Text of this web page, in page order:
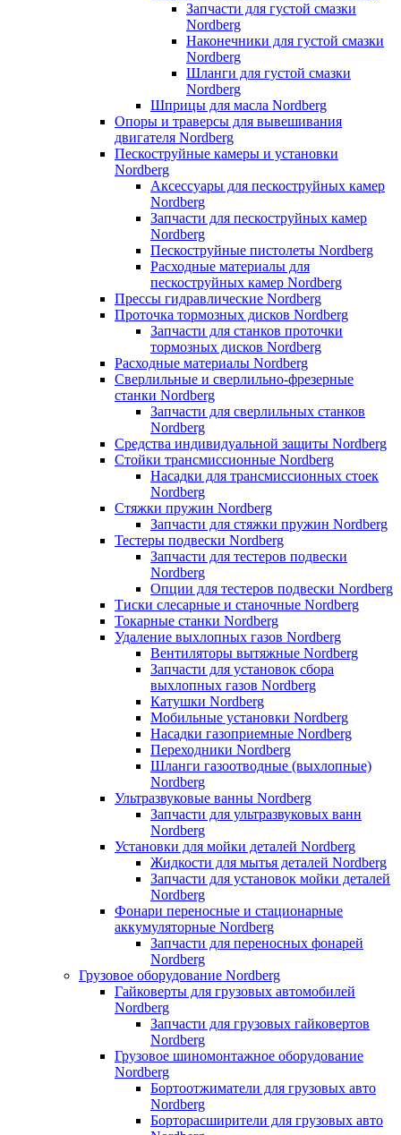
Запчасти для густой смазки
Nordberg
Наконечники для густой смазки
Nordberg
Шланги для густой смазки
Nordberg
Шприцы для масла Nordberg
Опоры и траверсы для вывешивания
двигателя Nordberg
Пескоструйные камеры и установки
Nordberg
Аксессуары для пескоструйных камер
Nordberg
Запчасти для пескоструйных камер
Nordberg
Пескоструйные пистолеты Nordberg
Расходные материалы для
пескоструйных камер Nordberg
Прессы гидравлические Nordberg
Проточка тормозных дисков Nordberg
Запчасти для станков проточки
тормозных дисков Nordberg
Расходные материалы Nordberg
Сверлильные и сверлильно-фрезерные
станки Nordberg
Запчасти для сверлильных станков
Nordberg
Средства индивидуальной защиты Nordberg
Стойки трансмиссионные Nordberg
Насадки для трансмиссионных стоек
Nordberg
Стяжки пружин Nordberg
Запчасти для стяжки пружин Nordberg
Тестеры подвески Nordberg
Запчасти для тестеров подвески
Nordberg
Опции для тестеров подвески Nordberg
Тиски слесарные и станочные Nordberg
Токарные станки Nordberg
Удаление выхлопных газов Nordberg
Вентиляторы вытяжные Nordberg
Запчасти для установок сбора
выхлопных газов Nordberg
Катушки Nordberg
Мобильные установки Nordberg
Насадки газоприемные Nordberg
Переходники Nordberg
Шланги газоотводные (выхлопные)
Nordberg
Ультразвуковые ванны Nordberg
Запчасти для ультразвуковых ванн
Nordberg
Установки для мойки деталей Nordberg
Жидкости для мытья деталей Nordberg
Запчасти для установок мойки деталей
Nordberg
Фонари переносные и стационарные
аккумуляторные Nordberg
Запчасти для переносных фонарей
Nordberg
Грузовое оборудование Nordberg
Гайковерты для грузовых автомобилей
Nordberg
Запчасти для грузовых гайковертов
Nordberg
Грузовое шиномонтажное оборудование
Nordberg
Бортоотжиматели для грузовых авто
Nordberg
Борторасширители для грузовых авто